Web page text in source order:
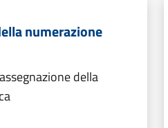
numerazione
della